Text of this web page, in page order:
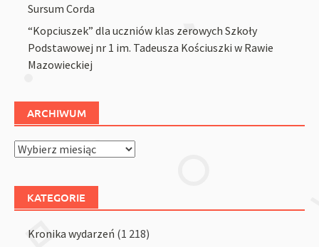
Sursum Corda
“Kopciuszek” dla uczniów klas zerowych Szkoły
Podstawowej nr 1 im. Tadeusza Kościuszki w Rawie
Mazowieckiej
ARCHIWUM
Archiwum
KATEGORIE
Kronika wydarzeń (1 218)